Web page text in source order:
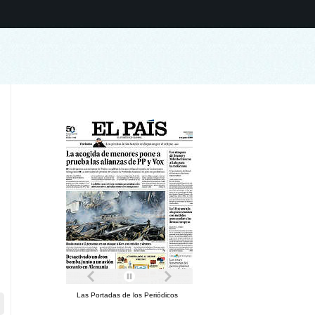
Las Portadas de los Periódicos